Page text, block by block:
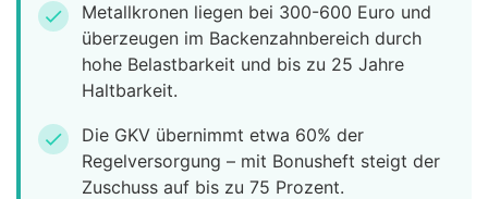
check
Metallkronen liegen bei 300-600 Euro und
überzeugen im Backenzahnbereich durch
hohe Belastbarkeit und bis zu 25 Jahre
Haltbarkeit.
check
Die GKV übernimmt etwa 60% der
Regelversorgung – mit Bonusheft steigt der
Zuschuss auf bis zu 75 Prozent.